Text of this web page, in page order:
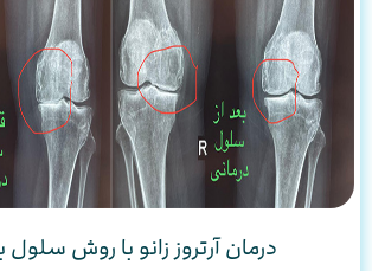
درمان آرتروز زانو با روش سلول